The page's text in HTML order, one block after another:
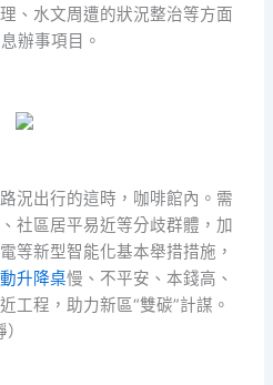
、水文周遭的狀況整治等方面
辦事項目。
出行的這時，咖啡館內。需
社區居平易近等分歧群體，加
等新型智能化基本舉措措施，
升降桌慢、不平安、本錢高、
工程，助力新區“雙碳”計謀。